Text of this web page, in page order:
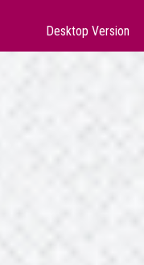
Desktop Version